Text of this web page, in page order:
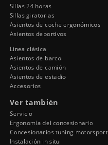
Sillas 24 horas
Sillas giratorias
Asientos de coche ergonómicos
Asientos deportivos
Línea clásica
Asientos de barco
Asientos de camión
Asientos de estadio
Accesorios
Ver también
Servicio
Ergonomía del concesionario
Concesionarios tuning motorsport
Instalación in situ